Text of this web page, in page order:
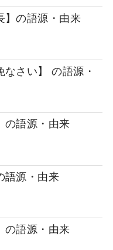
】の語源・由来
さい】 の語源・
の語源・由来
語源・由来
の語源・由来